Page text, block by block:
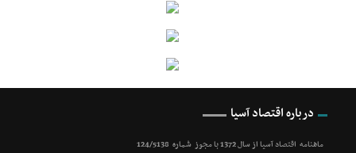
درباره اقتصاد آسیا
ماهنامه اقتصاد آسیا از سال 1372 با مجوز شماره 124/5138